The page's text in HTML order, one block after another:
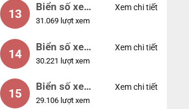
13
Biển số xe
22222
31.069 lượt xem
Xem chi tiết
14
Biển số xe
14953
30.221 lượt xem
Xem chi tiết
15
Biển số xe
24953
29.106 lượt xem
Xem chi tiết